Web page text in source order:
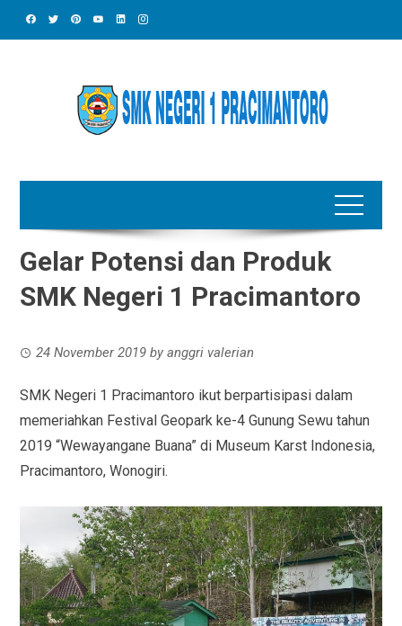
Gelar Potensi dan Produk
SMK Negeri 1 Pracimantoro
24 November 2019 byanggri valerian
SMK Negeri 1 Pracimantoro ikut berpartisipasi dalam
memeriahkan Festival Geopark ke-4 Gunung Sewu tahun
2019 “Wewayangane Buana” di Museum Karst Indonesia,
Pracimantoro, Wonogiri.